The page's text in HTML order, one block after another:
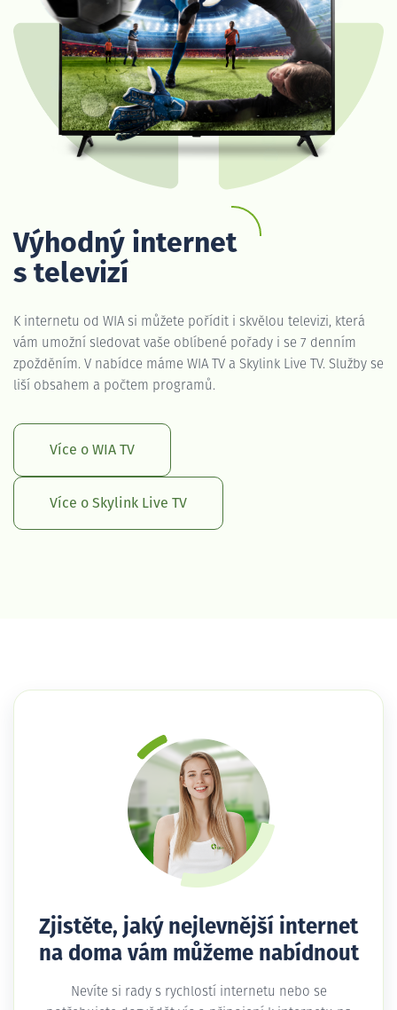
Výhodný internet
s televizí
K internetu od WIA si můžete pořídit i skvělou televizi, která
vám umožní sledovat vaše oblíbené pořady i se 7 denním
zpožděním. V nabídce máme WIA TV a Skylink Live TV. Služby se
liší obsahem a počtem programů.
Více o WIA TV
Více o Skylink Live TV
Zjistěte, jaký nejlevnější internet
na doma vám můžeme nabídnout
Nevíte si rady s rychlostí internetu nebo se